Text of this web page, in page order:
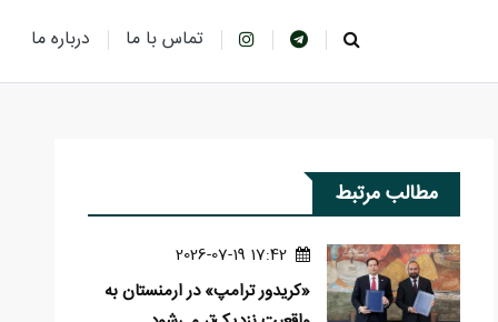
تماس با ما درباره ما
مطالب مرتبط
17:42 2026-07-19
«کریدور ترامپ» در ارمنستان به